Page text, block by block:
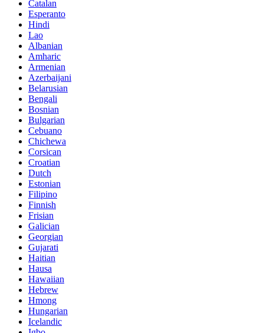
Catalan
Esperanto
Hindi
Lao
Albanian
Amharic
Armenian
Azerbaijani
Belarusian
Bengali
Bosnian
Bulgarian
Cebuano
Chichewa
Corsican
Croatian
Dutch
Estonian
Filipino
Finnish
Frisian
Galician
Georgian
Gujarati
Haitian
Hausa
Hawaiian
Hebrew
Hmong
Hungarian
Icelandic